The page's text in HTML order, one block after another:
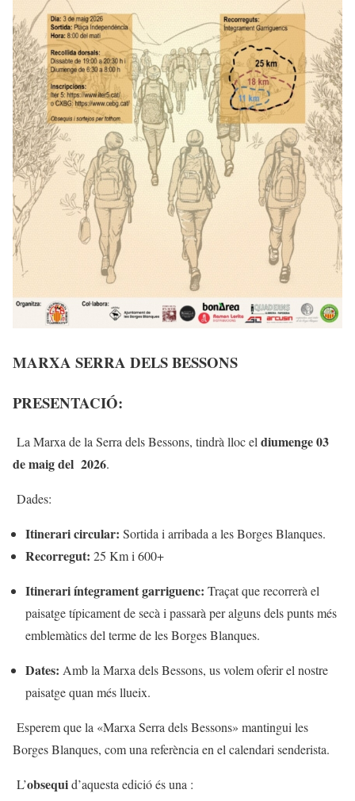
MARXA SERRA DELS BESSONS
PRESENTACIÓ:
La Marxa de la Serra dels Bessons, tindrà lloc el diumenge 03
de maig del 2026.
Dades:
Itinerari circular: Sortida i arribada a les Borges Blanques.
Recorregut: 25 Km i 600+
Itinerari íntegrament garriguenc: Traçat que recorrerà el
paisatge típicament de secà i passarà per alguns dels punts més
emblemàtics del terme de les Borges Blanques.
Dates: Amb la Marxa dels Bessons, us volem oferir el nostre
paisatge quan més llueix.
Esperem que la «Marxa Serra dels Bessons» mantingui les
Borges Blanques, com una referència en el calendari senderista.
L’obsequid’aquesta edició és una :